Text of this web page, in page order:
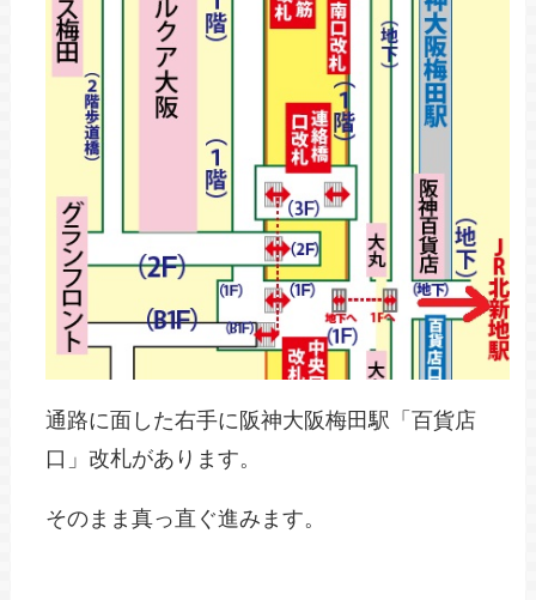
通路に面した右手に阪神大阪梅田駅「百貨店
口」改札があります。
そのまま真っ直ぐ進みます。